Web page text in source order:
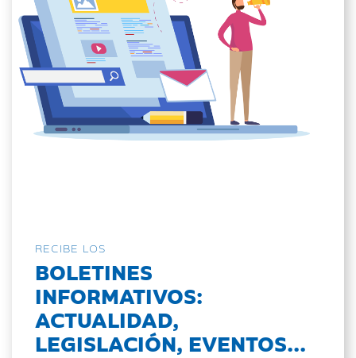
RECIBE LOS
BOLETINES
INFORMATIVOS:
ACTUALIDAD,
LEGISLACIÓN, EVENTOS...